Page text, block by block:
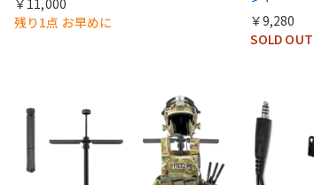
残り1点 お早めに
￥9,280
SOLD OUT